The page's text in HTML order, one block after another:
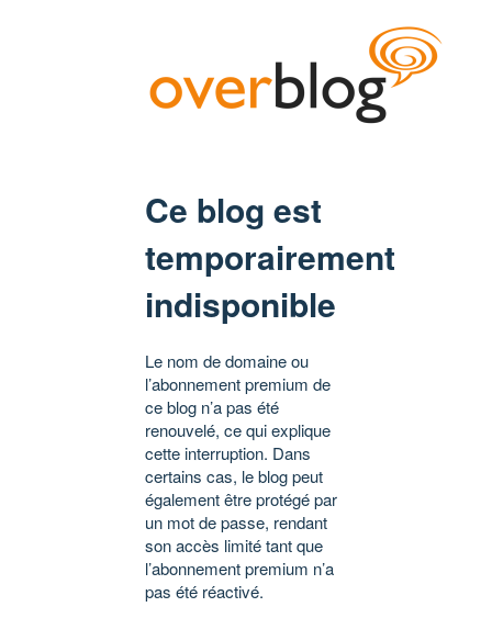
Ce blog est
temporairement
indisponible
Le nom de domaine ou
l’abonnement premium de
ce blog n’a pas été
renouvelé, ce qui explique
cette interruption. Dans
certains cas, le blog peut
également être protégé par
un mot de passe, rendant
son accès limité tant que
l’abonnement premium n’a
pas été réactivé.